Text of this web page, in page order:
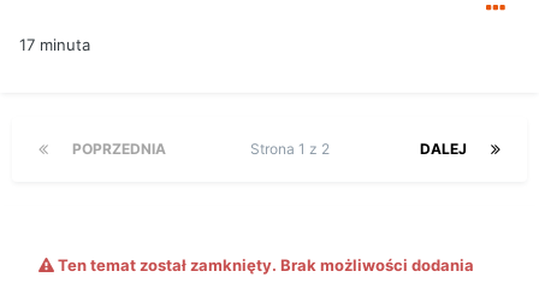
17 minuta
POPRZEDNIA DALEJ
Strona 1 z 2
Ten temat został zamknięty. Brak możliwości dodania